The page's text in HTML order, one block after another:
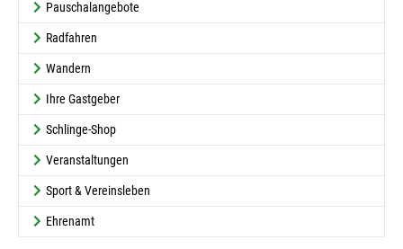
Pauschalangebote
Radfahren
Wandern
Ihre Gastgeber
Schlinge-Shop
Veranstaltungen
Sport & Vereinsleben
Ehrenamt